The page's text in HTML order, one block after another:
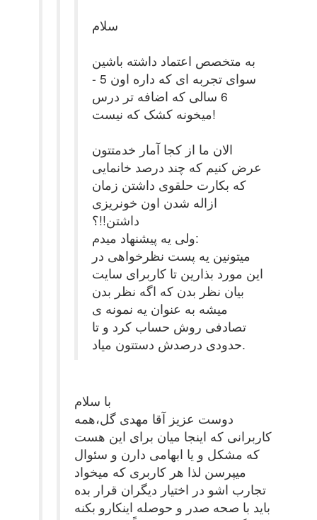
سلام
به متخصص اعتماد داشته باشین
سوای تجربه ای که داره اون 5 -
6 سالی که اضافه تر درس
میخونه کشک که نیست!
الان ما از کجا آمار خدمتتون
عرض کنیم که چند درصد خانمایی
که بکارت حلقوی داشتن زمان
ازاله شدن اون خونریزی
داشتن!!؟
ولی یه پیشنهاد میدم:
میتونین یه پست نظرخواهی در
این مورد بذارین تا کاربرای سایت
بیان نظر بدن که اگه نظر بدن
میشه به عنوان یه نمونه ی
تصادفی روش حساب کرد و تا
حدودی درصدش دستتون میاد.
با سلام
دوست عزیز آقا مهدی گل،همه
کاربرانی که اینجا میان برای این هست
که مشکل و یا ابهامی دارن و سئوال
میپرسن لذا هر کاربری که میخواد
تجارب اشو در اختیار دیگران قرار بده
باید با صحه صدر و حوصله اینکارو بکنه